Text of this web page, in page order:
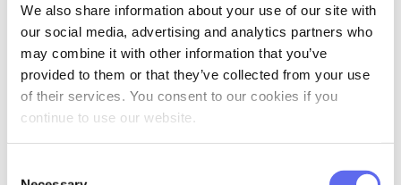
We also share information about your use of our site with
our social media, advertising and analytics partners who
may combine it with other information that you’ve
provided to them or that they’ve collected from your use
of their services. You consent to our cookies if you
continue to use our website.
formas de anotación para mayor
precisión.
El historial y la comparación de
versiones entran en juego cuando